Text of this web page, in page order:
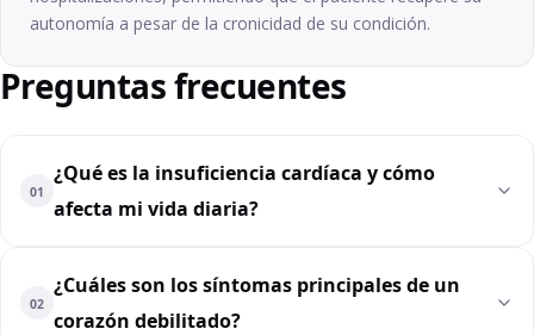
autonomía a pesar de la cronicidad de su condición.
Preguntas frecuentes
01
¿Qué es la insuficiencia cardíaca y cómo
afecta mi vida diaria?
02
¿Cuáles son los síntomas principales de un
corazón debilitado?